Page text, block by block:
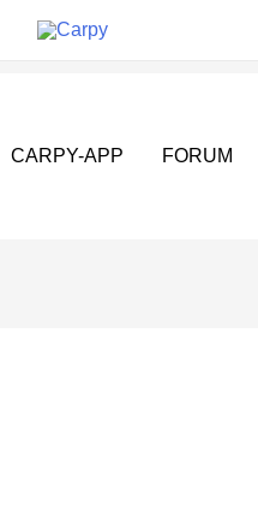
CARPY-APP FORUM